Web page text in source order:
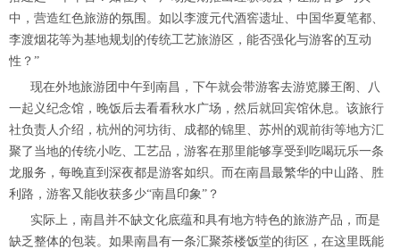
中，营造红色旅游的氛围。如以李渡元代酒窖遗址、中国华夏笔都、
李渡烟花等为基地规划的传统工艺旅游区，能否强化与游客的互动
性？”
现在外地旅游团中午到南昌，下午就会带游客去游览滕王阁、八
一起义纪念馆，晚饭后去看看秋水广场，然后就回宾馆休息。该旅行
社负责人介绍，杭州的河坊街、成都的锦里、苏州的观前街等地方汇
聚了当地的传统小吃、工艺品，游客在那里能够享受到吃喝玩乐一条
龙服务，每晚直到深夜都是游客如织。而在南昌最繁华的中山路、胜
利路，游客又能收获多少“南昌印象”？
实际上，南昌并不缺文化底蕴和具有地方特色的旅游产品，而是
缺乏整体的包装。如果南昌有一条汇聚茶楼饭堂的街区，在这里既能